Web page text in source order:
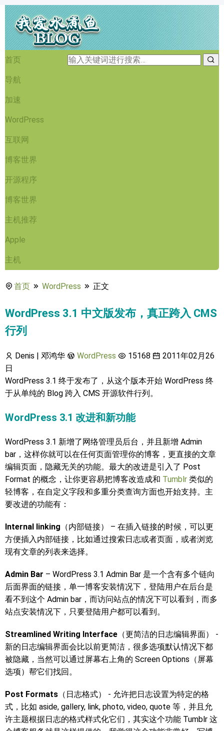
首页
导航
加速
WordPress
互联网
博客世界
开源程序
博客世界
主机推荐
Apple
主机
首页 WordPress 正文
WordPress 3.1 中文版发布，真正跨入 CMS
行列
Denis | 邓鸿华 WordPress 15168
2011年02月26
日
WordPress 3.1 终于发布了，从这个版本开始 WordPress 终
于从单纯的 Blog 跨入 CMS 开源软件行列。
WordPress 3.1 改进和新功能
WordPress 3.1 新增了网络管理员后台，并且新增 Admin
bar，这样你就可以在任何页面管理你的博客，更直接的文章
编辑页面，隐藏无关的功能。最大的改进是引入了 Post
Format 的概念，让你更容易把博客改造成和 Tumblr 类似的
轻博客，在自定义字段和多重分类查询方面也开始支持。主
要改进的功能有：
Internal linking （内部链接） – 在插入链接的时候，可以更
方便插入内部链接，比如通过搜索日志或者页面，或者浏览
现有文章的列表来选择。
Admin Bar – WordPress 3.1 Admin Bar 是一个含有多个链向
后面界面的链接，单一博客安装情况下，登陆用户在后台是
看不到这个 Admin bar，而访问站点的情况下可以看到，而多
站点安装情况下，只要登陆用户都可以看到。
Streamlined Writing Interface （更简洁的日志编辑界面） -
新的日志编辑界面会比以前更简洁，很多选项默认情况下都
被隐藏，当然可以通过屏幕右上角的 Screen Options（屏幕
选项）帮它们找回。
Post Formats （日志格式） - 允许把日志设置为特定的格
式，比如 aside, gallery, link, photo, video, quote 等，并且允
许主题根据日志的格式样式化它们，其实这个功能 Tumblr 这